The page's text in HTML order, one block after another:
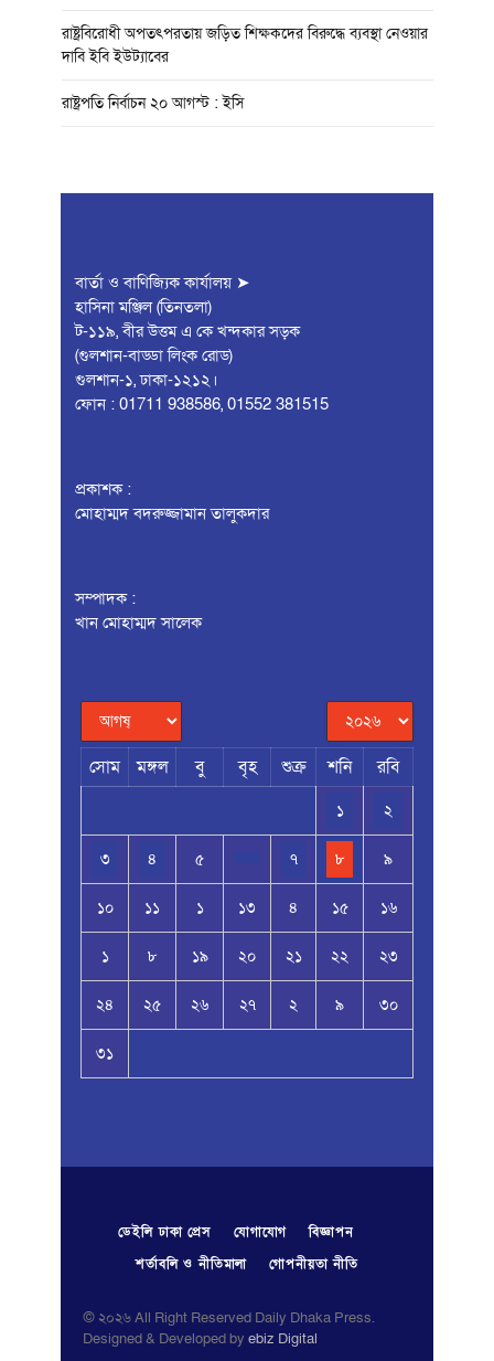
রাষ্ট্রবিরোধী অপতৎপরতায় জড়িত শিক্ষকদের বিরুদ্ধে ব্যবস্থা নেওয়ার
দাবি ইবি ইউট্যাবের
রাষ্ট্রপতি নির্বাচন ২০ আগস্ট : ইসি
বার্তা ও বাণিজ্যিক কার্যালয় ➤
হাসিনা মঞ্জিল (তিনতলা)
ট-১১৯, বীর উত্তম এ কে খন্দকার সড়ক
(গুলশান-বাড্ডা লিংক রোড)
গুলশান-১, ঢাকা-১২১২।
ফোন : 01711 938586, 01552 381515
প্রকাশক :
মোহাম্মদ বদরুজ্জামান তালুকদার
সম্পাদক :
খান মোহাম্মদ সালেক
সোম মঙ্গল বু বৃহ শুক্র শনি রবি
১ ২
৩ ৪ ৫ ৭ ৮ ৯
১০ ১১ ১ ১৩ ৪ ১৫ ১৬
১ ৮ ১৯ ২০ ২১ ২২ ২৩
২৪ ২৫ ২৬ ২৭ ২ ৯ ৩০
৩১
ডেইলি ঢাকা প্রেস যোগাযোগ
বিজ্ঞাপন
শর্তাবলি ও নীতিমালা
গোপনীয়তা নীতি
© ২০২৬ All Right Reserved Daily Dhaka Press.
Designed & Developed by ebiz Digital